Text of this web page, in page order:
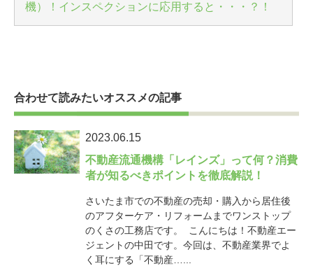
機）！インスペクションに応用すると・・・？！
合わせて読みたいオススメの記事
2023.06.15
不動産流通機構「レインズ」って何？消費
者が知るべきポイントを徹底解説！
さいたま市での不動産の売却・購入から居住後
のアフターケア・リフォームまでワンストップ
のくさの工務店です。 こんにちは！不動産エー
ジェントの中田です。今回は、不動産業界でよ
く耳にする「不動産…...